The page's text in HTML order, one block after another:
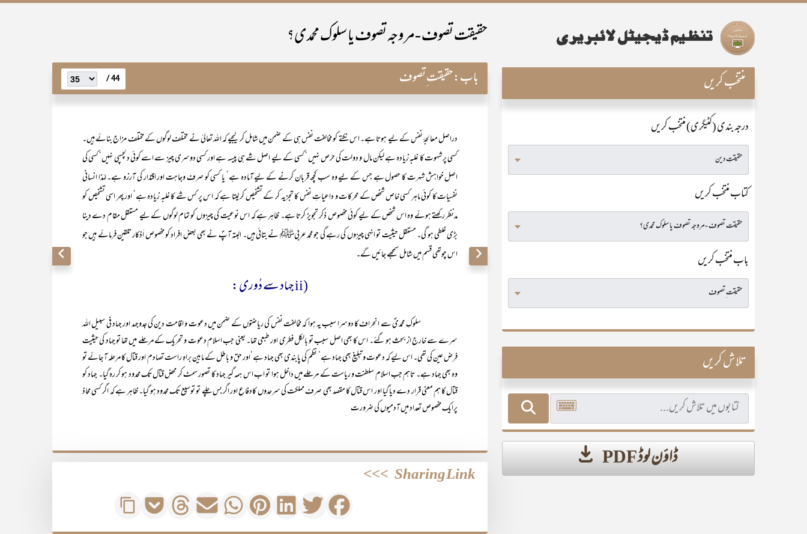
حقیقت تصوف -مروجہ تصوف یا سلوک محمدی؟
باب:حقیقت ِتصوف 44 /
دراصل معالجۂ نفس کے لیے ہوتا ہے۔ اس نکتے کو مخالفت نفس ہی کے ضمن میں شامل کر لیجیے کہ اللہ تعالیٰ نے مختلف لوگوں کے مختلف مزاج بنائے ہیں۔
کسی پر شہوت کا غلبہ زیادہ ہے لیکن مال و دولت کی حرص نہیں ‘ کسی کے لیے اصل شے ہی پیسہ ہے اور کسی دوسری چیز سے اسے کوئی دلچسپی نہیں‘ کسی کی
اصل خواہش شہرت کا حصول ہے جس کے لیے وہ سب کچھ قربان کرنے کے لیے آمادہ ہے‘ یا کسی کو صرف وجاہت اور اقتدار کی آرزو ہے۔ لہٰذا انسانی
نفسیات کا کوئی ماہر کسی خاص شخص کے محرکات و داعیاتِ نفس کا تجزیہ کر کے تشخیص کر لیتا ہے کہ اس پر کس شے کا غلبہ زیادہ ہے‘ اور پھر اسی تشخیص کو
مدنظر رکھتے ہوئے وہ اس شخص کے لیے کوئی مخصوص ذکر تجویز کرتا ہے۔ ظاہر ہے کہ اس نوعیت کی چیزوں کو تمام لوگوں کے لیے مستقل مقام دے دینا
بڑی غلطی ہو گی۔ مستقل حیثیت تو انہی چیزوں کی رہے گی جو محمد عربیﷺ نے بتائی ہیں۔ البتہ آپؐ نے بھی بعض افراد کو مخصوص اَذکار تلقین فرمائے ہیں جو
اس چوتھی قسم میں شامل سمجھے جائیں گے۔
(ii جہاد سے دُوری :
سلوکِ محمدیؐ سے انحراف کا دوسرا سبب یہ ہوا کہ مخالفت نفس کی ریاضتوں کے ضمن میں دعوت و اقامت دین کی جدوجہد اور جہاد فی سبیل اللہ
سرے سے خارج از بحث ہو گئے۔ اس کا بھی اصل سبب تو بالکل فطری اور طبعی تھا۔ یعنی جب اسلام دعوت و تحریک کے مرحلے میں تھا تو جہاد کی حیثیت
فرض عین کی تھی۔ اس لیے کہ دعوت و تبلیغ بھی جہاد ہے‘ نظم کی پابندی بھی جہاد ہے‘اور حق و باطل کے مابین براہِ راست تصادم اور قتال کا مرحلہ آ جائے تو
وہ بھی جہاد ہے۔ تاہم جب اسلام سلطنت و ریاست کے مرحلے میں داخل ہوا تو اب اس ہمہ گیر جہاد کا تصور سمٹ کر محض قتال تک محدود ہو کر رہ گیا۔ جہاد کو
قتال کا ہم معنی قرار دے دیا گیا اور اس قتال کا مقصد بھی صرف مملکت کی سرحدوں کادفاع اور اگر بس چلے تو توسیع تک محدود ہو گیا۔ ظاہر ہے کہ اگر کسی محاذ
پرایک مخصوص تعداد میں آدمیوں کی ضرورت
Sharing Link
>>>
منتخب کریں
درجہ بندی (کٹیگری) منتخب کریں
کتاب منتخب کریں
باب منتخب کریں
تلاش کریں
ڈاؤن لوڈ PDF